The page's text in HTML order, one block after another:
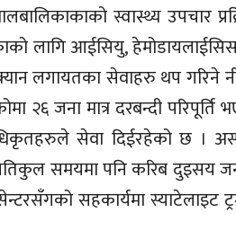
स्वास्थ्य उपचार
लागि आईसियु,
लगायतका सेवाहरु थप गरिने
२६ जना मात्र दरबन्दी
सेवा दिईरहेको छ ।
समयमा पनि करिब दुइसय
सहकार्यमा स्याटेलाइट